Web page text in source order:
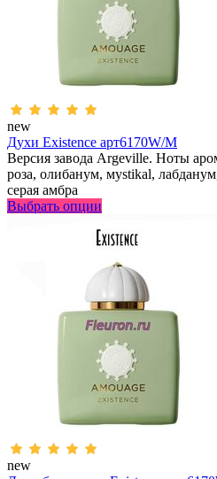
new
Духи Existence арт6170W/M
Версия завода Argeville. Ноты
роза, олибанум, мystikal,
серая амбра
Выбрать опции
new